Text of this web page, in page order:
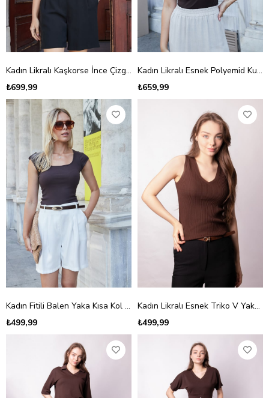
Kadın Likralı Kaşkorse İnce Çizgili Geniş Sıfır Yaka Kısa Kol Bluz-Beyaz Çizgi
₺699,99
Kadın Likralı Esnek Polyemid Kumaş Ön Arka Kare Yaka Kolsuz Body Bluz-Kahve
₺659,99
Kadın Fitili Balen Yaka Kısa Kol Kolu Apoletli Bluz-Kahve
₺499,99
Kadın Likralı Esnek Triko V Yaka Kaşkorse Body Bluz-Kahve
₺499,99